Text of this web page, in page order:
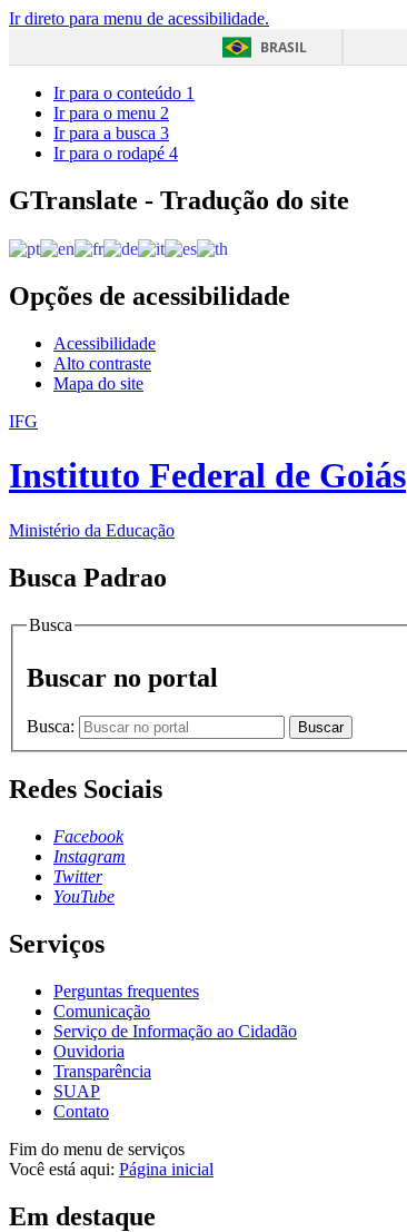
Ir direto para menu de acessibilidade.
BRASIL
Ir para o conteúdo 1
Ir para o menu 2
Ir para a busca 3
Ir para o rodapé 4
GTranslate - Tradução do site
Opções de acessibilidade
Acessibilidade
Alto contraste
Mapa do site
IFG
Instituto Federal de Goiás
Ministério da Educação
Busca Padrao
Busca
Buscar no portal
Busca: Buscar
Redes Sociais
Facebook
Instagram
Twitter
YouTube
Serviços
Perguntas frequentes
Comunicação
Serviço de Informação ao Cidadão
Ouvidoria
Transparência
SUAP
Contato
Fim do menu de serviços
Você está aqui: Página inicial
Em destaque